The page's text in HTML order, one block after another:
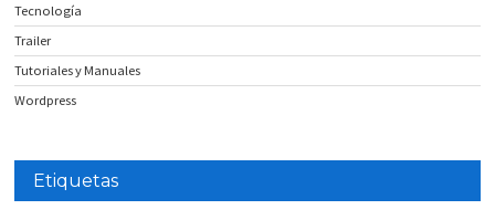
Tecnología
Trailer
Tutoriales y Manuales
Wordpress
Etiquetas